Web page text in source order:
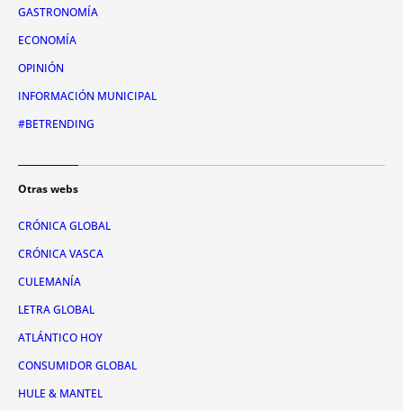
GASTRONOMÍA
ECONOMÍA
OPINIÓN
INFORMACIÓN MUNICIPAL
#BETRENDING
Otras webs
CRÓNICA GLOBAL
CRÓNICA VASCA
CULEMANÍA
LETRA GLOBAL
ATLÁNTICO HOY
CONSUMIDOR GLOBAL
HULE & MANTEL